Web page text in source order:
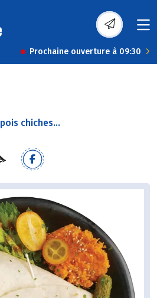
Prochaine ouverture à 09:30
chiches...